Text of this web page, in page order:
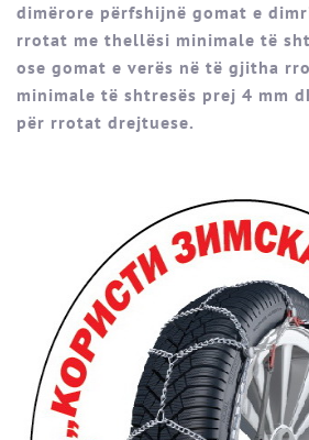
dimërore përfshijnë gomat e
rrotat me thellësi minimale të
ose gomat e verës në të gjitha
minimale të shtresës prej 4 mm
për rrotat drejtuese.